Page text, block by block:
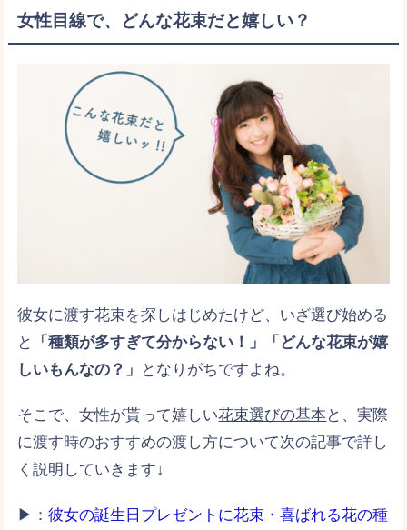
女性目線で、どんな花束だと嬉しい？
彼女に渡す花束を探しはじめたけど、いざ選び始める
と
「種類が多すぎて分からない！」「どんな花束が嬉
しいもんなの？」
となりがちですよね。
そこで、女性が貰って嬉しい花束選びの基本 と、実際
に渡す時のおすすめの渡し方について次の記事で詳し
く説明していきます↓
▶：彼女の誕生日プレゼントに花束・喜ばれる花の種